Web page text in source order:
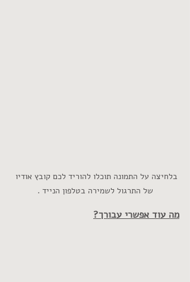
בלחיצה על התמונה תוכלו להוריד לכם קובץ אודיו
של התרגול לשמירה בטלפון הנייד .
מה עוד אפשרי עבורך?